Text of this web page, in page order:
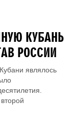
КУБАНЬ
РОССИИ
являлось